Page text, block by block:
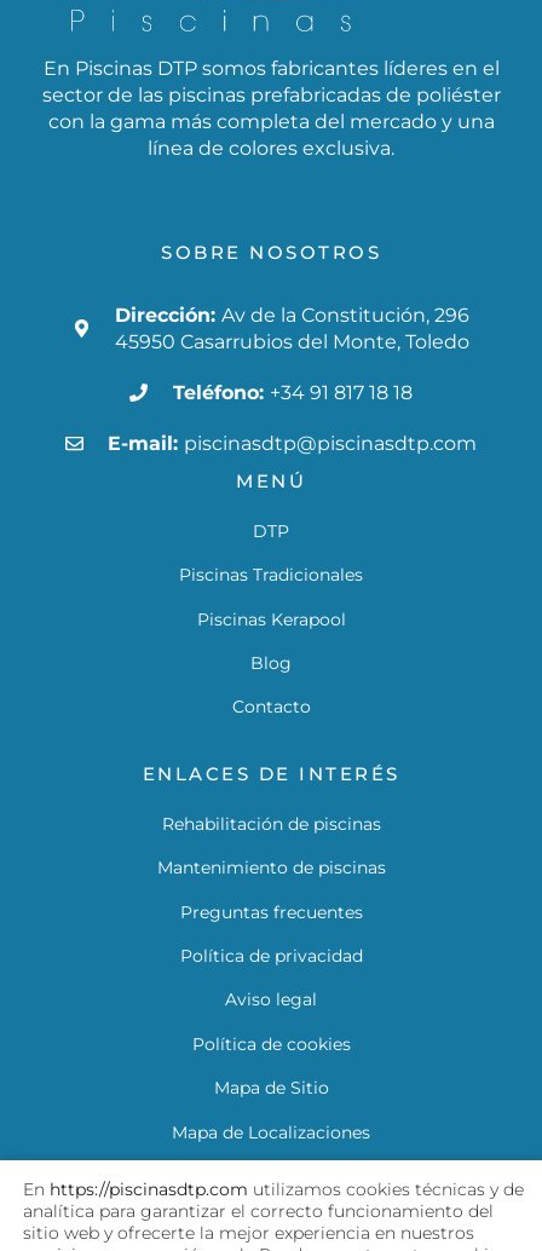
En Piscinas DTP somos fabricantes líderes en el
sector de las piscinas prefabricadas de poliéster
con la gama más completa del mercado y una
línea de colores exclusiva.
SOBRE NOSOTROS
Dirección:Av de la Constitución, 296
45950 Casarrubios del Monte, Toledo
Teléfono: +34 91 817 18 18
E-mail: piscinasdtp@piscinasdtp.com
MENÚ
DTP
Piscinas Tradicionales
Piscinas Kerapool
Blog
Contacto
ENLACES DE INTERÉS
Rehabilitación de piscinas
Mantenimiento de piscinas
Preguntas frecuentes
Política de privacidad
Aviso legal
Política de cookies
Mapa de Sitio
Mapa de Localizaciones
SÍGUENOS
En https://piscinasdtp.com utilizamos cookies técnicas y de
analítica para garantizar el correcto funcionamiento del
sitio web y ofrecerte la mejor experiencia en nuestros